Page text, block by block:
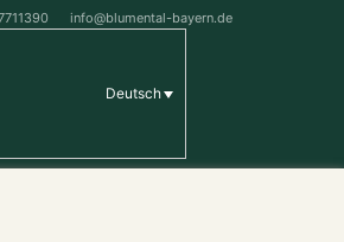
info@blumental-bayern.de
Deutsch